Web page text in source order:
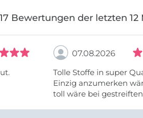
Bewertungen der letzten 12
07.08.2026
Tolle Stoffe in super
Einzig anzumerken
toll wäre bei